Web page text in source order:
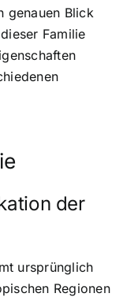
genauen Blick
Familie
der
ursprünglich
Regionen